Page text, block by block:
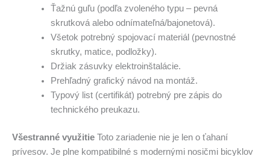
Ťažnú guľu (podľa zvoleného typu – pevná
skrutková alebo odnímateľná/bajonetová).
Všetok potrebný spojovací materiál (pevnostné
skrutky, matice, podložky).
Držiak zásuvky elektroinštalácie.
Prehľadný grafický návod na montáž.
Typový list (certifikát) potrebný pre zápis do
technického preukazu.
Všestranné využitie Toto zariadenie nie je len o ťahaní
prívesov. Je plne kompatibilné s modernými nosičmi bicyklov